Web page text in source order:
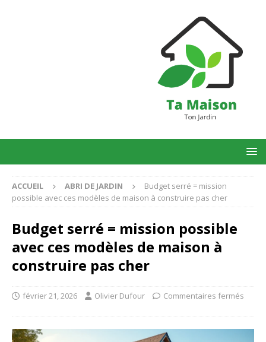
ACCUEIL ABRI DE JARDIN
Budget serré = mission
possible avec ces modèles de maison à construire pas cher
Budget serré = mission possible
avec ces modèles de maison à
construire pas cher
février 21, 2026 Olivier Dufour Commentaires fermés